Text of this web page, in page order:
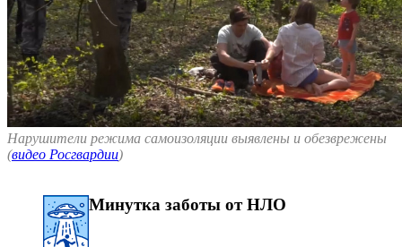
Нарушители режима самоизоляции выявлены и обезврежены
(видео Росгвардии)
Минутка заботы от НЛО